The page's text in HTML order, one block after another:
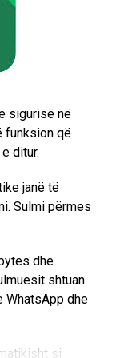
nga
një problem
dhe kompanitë
sigurisë në
funksion që
ditur.
janë të
Sulmi përmes
dhe
shtuan
WhatsApp dhe
si